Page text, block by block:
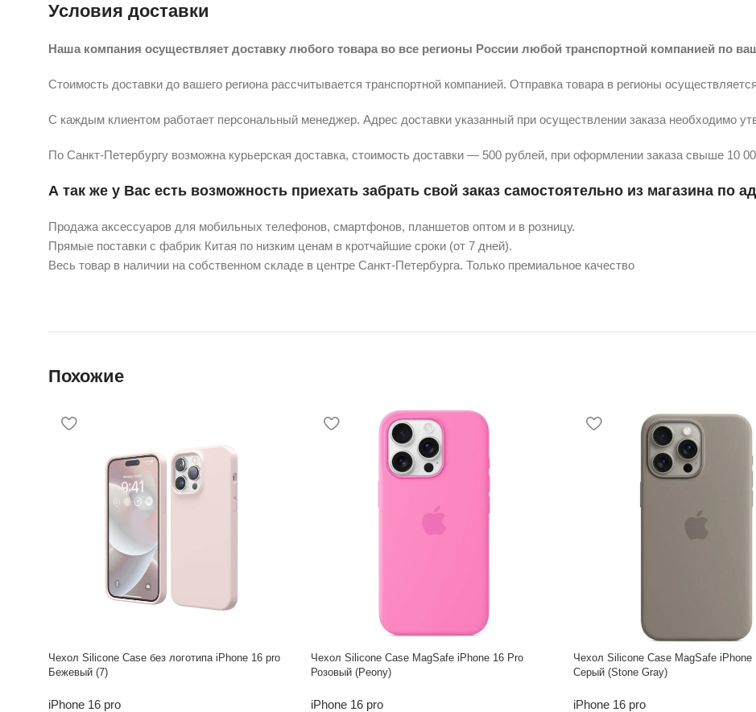
Условия доставки
Наша компания осуществляет доставку любого товара во все регионы России любой транспортной компанией по
Стоимость доставки до вашего региона рассчитывается транспортной компанией. Отправка товара в регионы
С каждым клиентом работает персональный менеджер. Адрес доставки указанный при осуществлении заказа необходимо
По Санкт-Петербургу возможна курьерская доставка, стоимость доставки — 500 рублей, при оформлении заказа свыше 10
А так же у Вас есть возможность приехать забрать свой заказ самостоятельно из магазина по
Продажа аксессуаров для мобильных телефонов, смартфонов, планшетов оптом и в розницу.
Прямые поставки с фабрик Китая по низким ценам в кротчайшие сроки (от 7 дней).
Весь товар в наличии на собственном складе в центре Санкт-Петербурга. Только премиальное качество
Похожие
Чехол Silicone Case без логотипа iPhone 16 pro
Бежевый (7)
iPhone 16 pro
Чехол Silicone Case MagSafe iPhone 16 Pro
Розовый (Peony)
iPhone 16 pro
Чехол Silicone Case MagSafe iPhone
Серый (Stone Gray)
iPhone 16 pro